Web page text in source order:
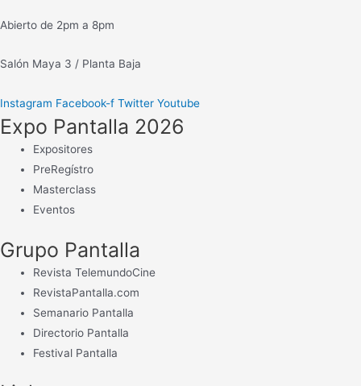
Abierto de 2pm a 8pm
Salón Maya 3 / Planta Baja
Instagram Facebook-f Twitter Youtube
Expo Pantalla 2026
Expositores
PreRegístro
Masterclass
Eventos
Grupo Pantalla
Revista TelemundoCine
RevistaPantalla.com
Semanario Pantalla
Directorio Pantalla
Festival Pantalla